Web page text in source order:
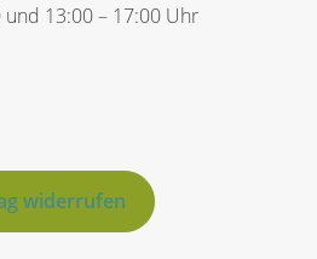
und 13:00 – 17:00 Uhr
widerrufen